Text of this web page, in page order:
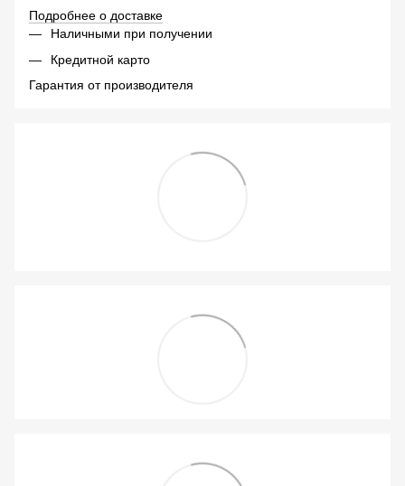
Подробнее о доставке
Наличными при получении
Кредитной карто
Гарантия от производителя